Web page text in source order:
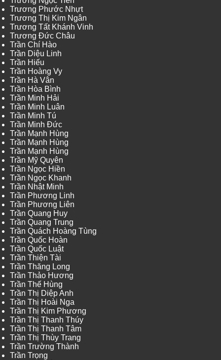
Trương Phước Nhựt
Trương Thị Kim Ngân
Trương Tất Khánh Vinh
Trương Đức Châu
Trần Chí Hào
Trần Diệu Linh
Trần Hiếu
Trần Hoàng Vy
Trần Hà Vân
Trần Hòa Bình
Trần Minh Hải
Trần Minh Luân
Trần Minh Tú
Trần Minh Đức
Trần Mạnh Hùng
Trần Mạnh Hùng
Trần Mạnh Hùng
Trần Mỹ Quyên
Trần Ngọc Hiền
Trần Ngọc Khanh
Trần Nhật Minh
Trần Phương Linh
Trần Phương Liên
Trần Quang Huy
Trần Quang Trung
Trần Quách Hoàng Tùng
Trần Quốc Hoàn
Trần Quốc Luật
Trần Thiện Tài
Trần Thăng Long
Trần Thảo Hương
Trần Thế Hùng
Trần Thị Diệp Anh
Trần Thị Hoài Nga
Trần Thị Kim Phương
Trần Thị Thanh Thúy
Trần Thị Thanh Tâm
Trần Thị Thùy Trang
Trần Trường Thành
Trần Trọng